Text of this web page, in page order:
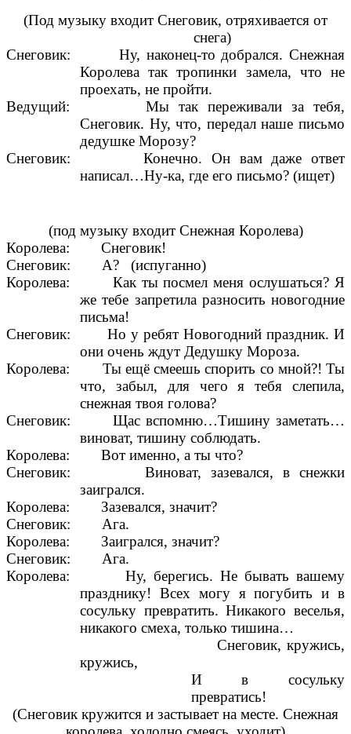
(Под музыку входит Снеговик, отряхивается от
снега)
Снеговик: Ну, наконец-то добрался. Снежная
Королева так тропинки замела, что не
проехать, не пройти.
Ведущий: Мы так переживали за тебя,
Снеговик. Ну, что, передал наше письмо
дедушке Морозу?
Снеговик: Конечно. Он вам даже ответ
написал…Ну-ка, где его письмо? (ищет)
(под музыку входит Снежная Королева)
Королева: Снеговик!
Снеговик: А? (испуганно)
Королева: Как ты посмел меня ослушаться? Я
же тебе запретила разносить новогодние
письма!
Снеговик: Но у ребят Новогодний праздник. И
они очень ждут Дедушку Мороза.
Королева: Ты ещё смеешь спорить со мной?! Ты
что, забыл, для чего я тебя слепила,
снежная твоя голова?
Снеговик: Щас вспомню…Тишину заметать…
виноват, тишину соблюдать.
Королева: Вот именно, а ты что?
Снеговик: Виноват, зазевался, в снежки
заигрался.
Королева: Зазевался, значит?
Снеговик: Ага.
Королева: Заигрался, значит?
Снеговик: Ага.
Королева: Ну, берегись. Не бывать вашему
празднику! Всех могу я погубить и в
сосульку превратить. Никакого веселья,
никакого смеха, только тишина…
Снеговик, кружись,
кружись,
И в сосульку
превратись!
(Снеговик кружится и застывает на месте. Снежная